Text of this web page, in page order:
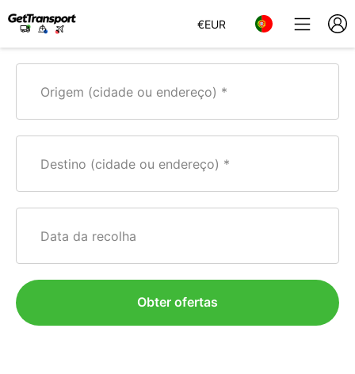
€EUR
Origem (cidade ou endereço)
Destino (cidade ou endereço)
Data da recolha
Obter ofertas